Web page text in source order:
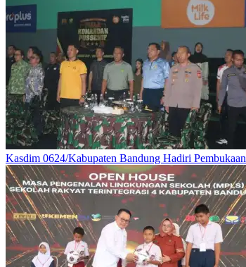
Kasdim 0624/Kabupaten Bandung Hadiri